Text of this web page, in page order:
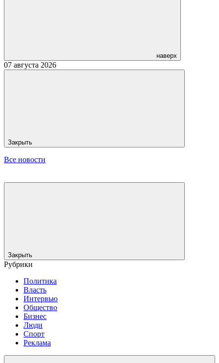
наверх
07 августа 2026
Закрыть
Все новости
Закрыть
Рубрики
Политика
Власть
Интервью
Общество
Бизнес
Люди
Спорт
Реклама